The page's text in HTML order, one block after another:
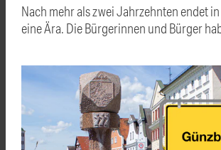
Nach mehr als zwei Jahrzehnten endet
eine Ära. Die Bürgerinnen und Bürger